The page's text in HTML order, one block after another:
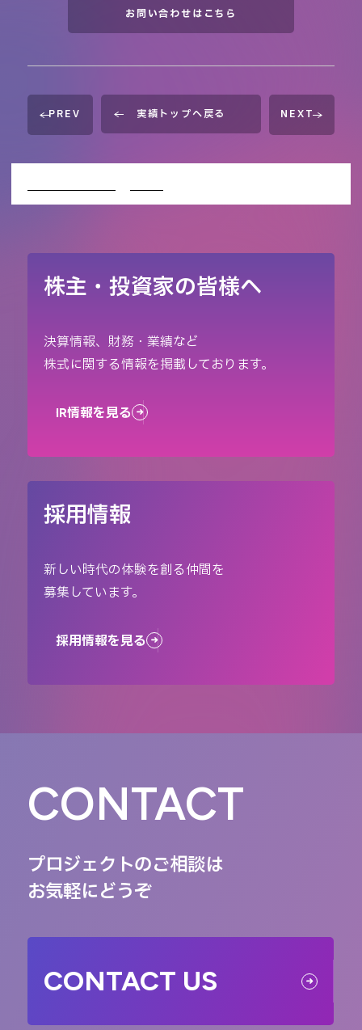
お問い合わせはこちら
PREV 実績トップへ戻る NEXT
株主・投資家の皆様へ
決算情報、財務・業績など
株式に関する情報を掲載しております。
IR情報を見る
採用情報
新しい時代の体験を創る仲間を
募集しています。
採用情報を見る
CONTACT
プロジェクトのご相談は
お気軽にどうぞ
CONTACT US